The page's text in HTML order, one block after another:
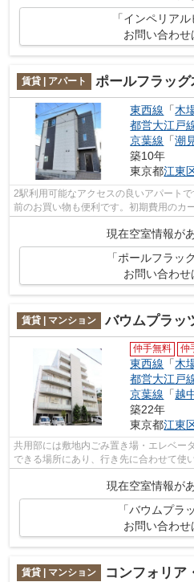
「インペリア
お問い合わせ
賃貸 | アパート ポールフラッグ
東西線 「木
都営大江戸
京葉線 「潮
築10年
東京都江東
2駅利用可能なアクセスの良いアパート
前のお買い物も便利です。初期費用のカ
く、湿気やカビの心配が少ないアパート...
現在空室情報が
「ポールフラッ
お問い合わせ
賃貸 | マンション バウムプラッ
仲手無料 仲
東西線 「木
都営大江戸
京葉線 「越
築22年
東京都江東
共用部には敷地内ごみ置き場・エレベー
できる場所にあり、行き先に合わせて使
現在空室情報が
「バウムプラ
お問い合わせ
賃貸 | マンション コンフォリア